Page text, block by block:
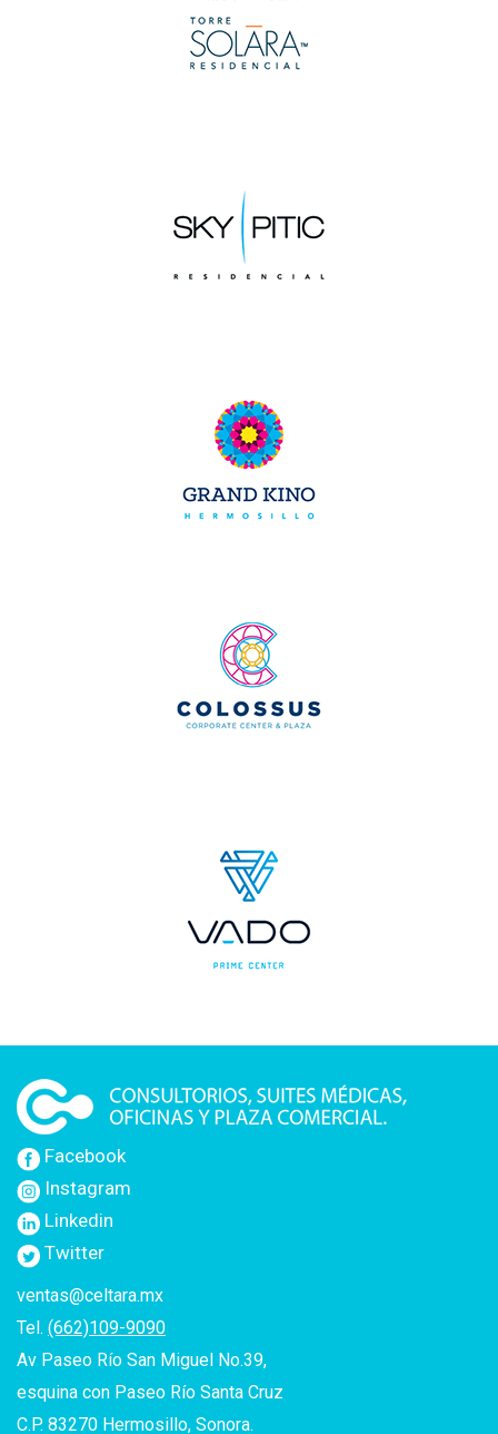
Facebook
Instagram
Linkedin
Twitter
ventas@celtara.mx
Tel. (662)109-9090
Av Paseo Río San Miguel No.39,
esquina con Paseo Río Santa Cruz
C.P. 83270 Hermosillo, Sonora.